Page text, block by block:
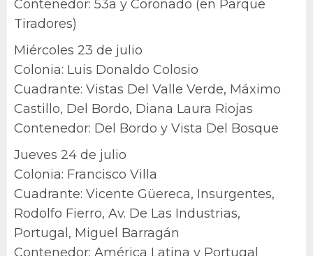
Contenedor: 53a y Coronado (en Parque
Tiradores)
Miércoles 23 de julio
Colonia: Luis Donaldo Colosio
Cuadrante: Vistas Del Valle Verde, Máximo
Castillo, Del Bordo, Diana Laura Riojas
Contenedor: Del Bordo y Vista Del Bosque
Jueves 24 de julio
Colonia: Francisco Villa
Cuadrante: Vicente Güereca, Insurgentes,
Rodolfo Fierro, Av. De Las Industrias,
Portugal, Miguel Barragán
Contenedor: América Latina y Portugal